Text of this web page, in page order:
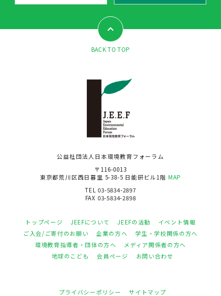
BACK TO TOP
公益社団法人日本環境教育フォーラム
〒116-0013
東京都荒川区西日暮里 5-38-5 日能研ビル1階 MAP
TEL 03-5834-2897
FAX 03-5834-2898
トップページ JEEFについて JEEFの活動
イベント情報
ご入会/ご寄付のお願い
企業の方へ
学生・学校関係の方へ
環境教育指導者・団体の方へ
メディア関係者の方へ
地球のこども
会員ページ お問い合わせ
プライバシーポリシー サイトマップ